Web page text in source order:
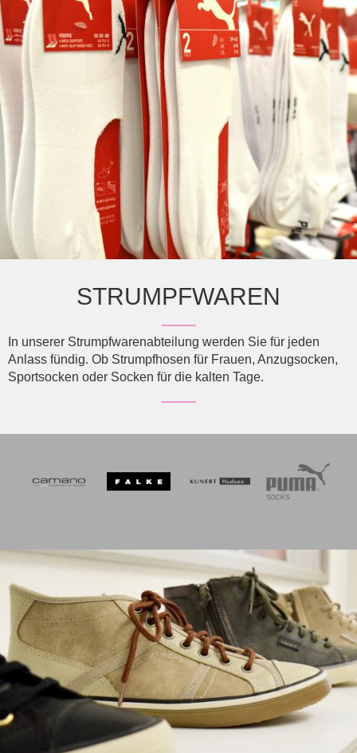
STRUMPFWAREN
In unserer Strumpfwarenabteilung werden Sie für jeden
Anlass fündig. Ob Strumpfhosen für Frauen, Anzugsocken,
Sportsocken oder Socken für die kalten Tage.